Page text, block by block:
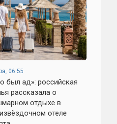
06:55
был ад»: российская
рассказала о
отдыхе в
отеле